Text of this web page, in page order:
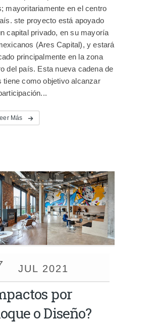
mayoritariamente en el centro
ste proyecto está apoyado
capital privado, en su mayoría
(Ares Capital), y estará
principalmente en la zona
del país. Esta nueva cadena de
tiene como objetivo alcanzar
Más
JUL 2021
por
o Diseño?